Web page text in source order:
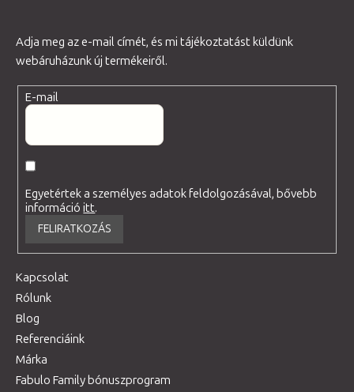
Adja meg az e-mail címét, és mi tájékoztatást küldünk
webáruházunk új termékeiről.
E-mail
Egyetértek a személyes adatok feldolgozásával, bővebb
információitt.
FELIRATKOZÁS
Kapcsolat
Rólunk
Blog
Referenciáink
Márka
Fabulo Family bónuszprogram